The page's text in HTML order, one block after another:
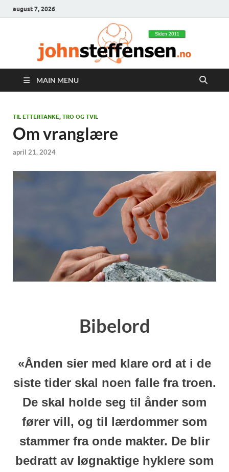
august 7, 2026
MAIN MENU
TIL ETTERTANKE, TRO OG TVIL
Om vranglære
april 21, 2024
Bibelord
«Ånden sier med klare ord at i de
siste tider skal noen falle fra troen.
De skal holde seg til ånder som
fører vill, og til lærdommer som
stammer fra onde makter. De blir
bedratt av løgnaktige hyklere som